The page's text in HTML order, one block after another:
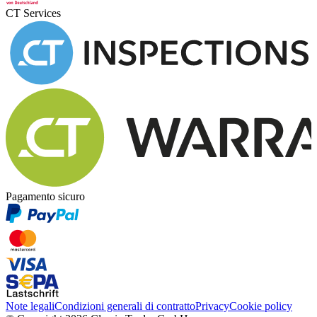
CT Services
Pagamento sicuro
Note legaliCondizioni generali di contrattoPrivacyCookie policy